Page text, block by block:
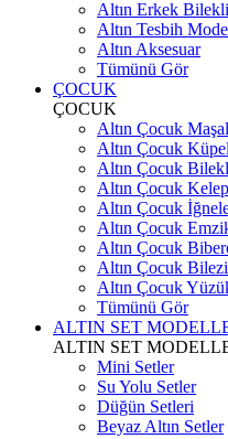
Altın Erkek
Altın Tesbih
Altın Aksesuar
Tümünü Gör
ÇOCUK
ÇOCUK
Altın Çocuk
Altın Çocuk
Altın Çocuk
Altın Çocuk
Altın Çocuk
Altın Çocuk
Altın Çocuk
Altın Çocuk
Altın Çocuk
Tümünü Gör
ALTIN SET
ALTIN SET
Mini Setler
Su Yolu Setler
Düğün Setleri
Beyaz Altın Setler